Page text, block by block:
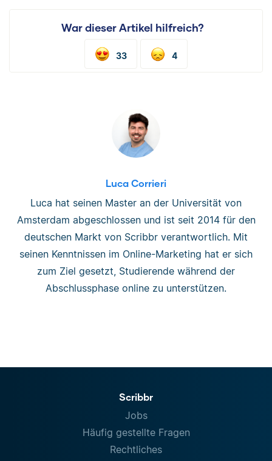
War dieser Artikel hilfreich?
33 4
Luca Corrieri
Luca hat seinen Master an der Universität von
Amsterdam abgeschlossen und ist seit 2014 für den
deutschen Markt von Scribbr verantwortlich. Mit
seinen Kenntnissen im Online-Marketing hat er sich
zum Ziel gesetzt, Studierende während der
Abschlussphase online zu unterstützen.
Scribbr
Jobs
Häufig gestellte Fragen
Rechtliches